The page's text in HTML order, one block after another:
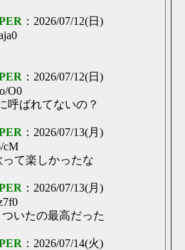
：2026/07/12(日)
：2026/07/12(日)
O0
呼ばれてないの？
：2026/07/13(月)
cM
て楽しかったな
：2026/07/13(月)
いたの最高だった
：2026/07/14(火)